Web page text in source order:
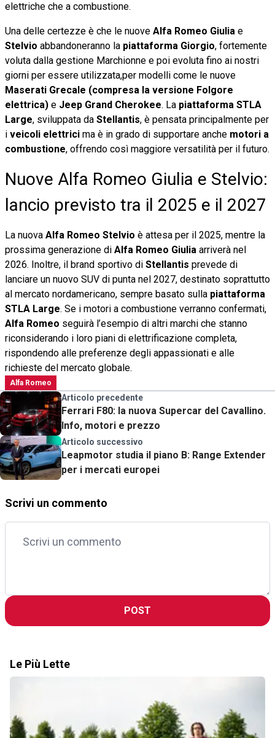
elettriche che a combustione.
Una delle certezze è che le nuove Alfa Romeo Giulia e
Stelvio abbandoneranno la piattaforma Giorgio, fortemente
voluta dalla gestione Marchionne e poi evoluta fino ai nostri
giorni per essere utilizzata,per modelli come le nuove
Maserati Grecale (compresa la versione Folgore
elettrica) e Jeep Grand Cherokee. La piattaforma STLA
Large, sviluppata da Stellantis, è pensata principalmente per
i veicoli elettrici ma è in grado di supportare anche motori a
combustione, offrendo così maggiore versatilità per il futuro.
Nuove Alfa Romeo Giulia e Stelvio:
lancio previsto tra il 2025 e il 2027
La nuova Alfa Romeo Stelvio è attesa per il 2025, mentre la
prossima generazione di Alfa Romeo Giulia arriverà nel
2026. Inoltre, il brand sportivo di Stellantis prevede di
lanciare un nuovo SUV di punta nel 2027, destinato soprattutto
al mercato nordamericano, sempre basato sulla piattaforma
STLA Large. Se i motori a combustione verranno confermati,
Alfa Romeo seguirà l’esempio di altri marchi che stanno
riconsiderando i loro piani di elettrificazione completa,
rispondendo alle preferenze degli appassionati e alle
richieste del mercato globale.
Alfa Romeo
Articolo precedente
Ferrari F80: la nuova Supercar del Cavallino.
Info, motori e prezzo
Articolo successivo
Leapmotor studia il piano B: Range Extender
per i mercati europei
Scrivi un commento
POST
Le Più Lette